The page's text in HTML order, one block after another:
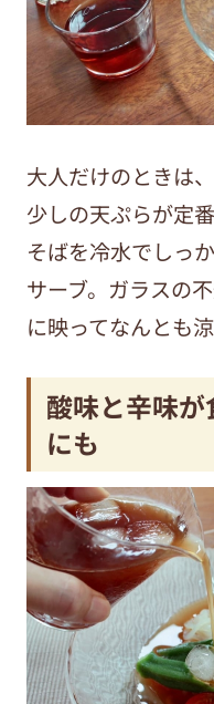
大人だけのときは
少しの天ぷらが定
そばを冷水でしっ
サーブ。ガラスの
に映ってなんとも涼
酸味と辛味
にも